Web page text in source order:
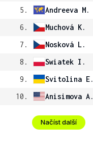
5.
Andreeva M.
6.
Muchová K.
7.
Nosková L.
8.
Swiatek I.
9.
Svitolina E.
10.
Anisimova A.
Načíst další